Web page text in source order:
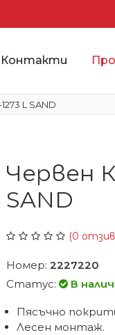
Контакти
L SAND
Червен
SAND
(0
Номер:2227220
Статус:
В
Пясъчно
Лесен монтаж.